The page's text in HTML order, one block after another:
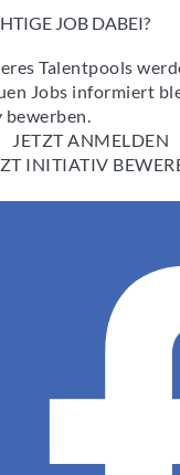
JOB DABEI?
Talentpools
Jobs informiert
JETZT ANMELDEN
INITIATIV